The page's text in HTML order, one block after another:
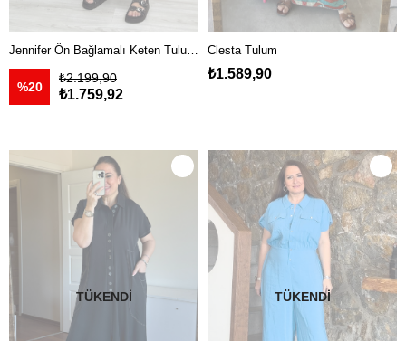
₺1.759,92
₺2.199,90
%20
Clesta Tulum
₺1.589,90
TÜKENDI TÜKENDI